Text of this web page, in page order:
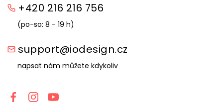
+420 216 216 756
(po-so: 8 - 19 h)
support@iodesign.cz
napsat nám můžete kdykoliv